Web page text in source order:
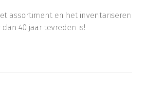
assortiment en het inventariseren
40 jaar tevreden is!